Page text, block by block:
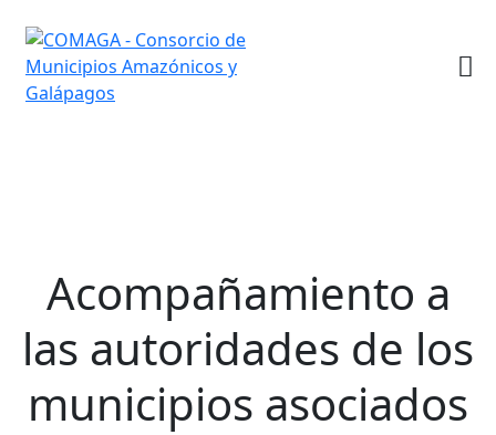
Acompañamiento a
las autoridades de los
municipios asociados